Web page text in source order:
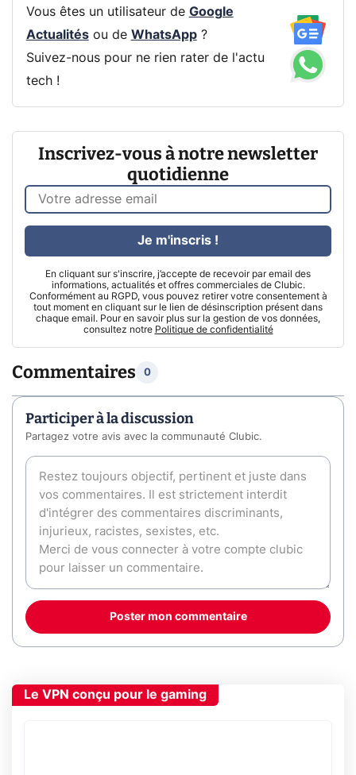
Vous êtes un utilisateur de Google
Actualitésou de WhatsApp?
Suivez-nous pour ne rien rater de l'actu
tech !
Inscrivez-vous à notre newsletter
quotidienne
En cliquant sur s'inscrire, j’accepte de recevoir par email des
informations, actualités et offres commerciales de Clubic.
Conformément au RGPD, vous pouvez retirer votre consentement à
tout moment en cliquant sur le lien de désinscription présent dans
chaque email. Pour en savoir plus sur la gestion de vos données,
consultez notre Politique de confidentialité
Je m'inscris !
Commentaires 0
Participer à la discussion
Partagez votre avis avec la communauté Clubic.
Poster mon commentaire
Le VPN conçu pour le gaming